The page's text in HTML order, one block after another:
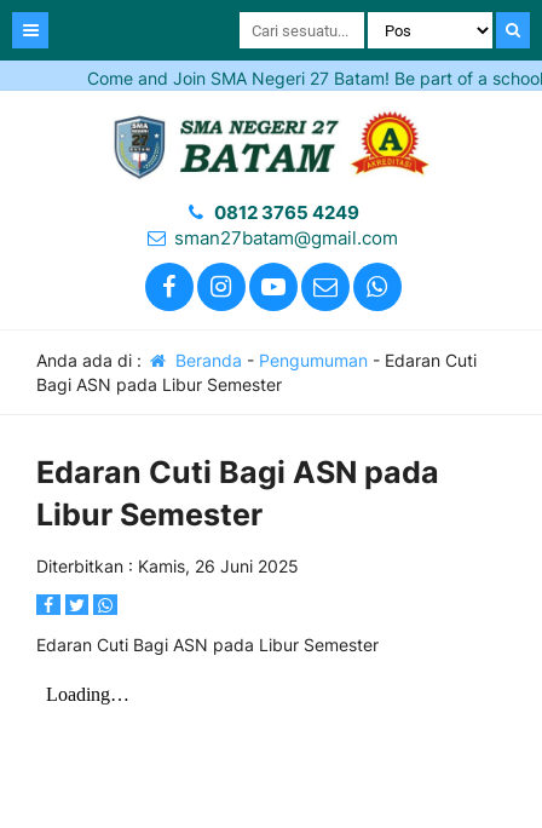
Come and Join SMA Negeri 27 Batam! Be part of a
0812 3765 4249
sman27batam@gmail.com
Anda ada di : Beranda - Pengumuman- Edaran Cuti
Bagi ASN pada Libur Semester
Edaran Cuti Bagi ASN pada
Libur Semester
Diterbitkan : Kamis, 26 Juni 2025
Edaran Cuti Bagi ASN pada Libur Semester